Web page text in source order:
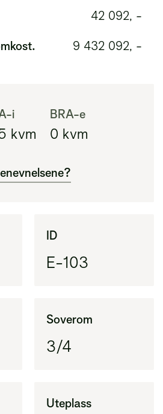
42 092, -
9 432 092, -
i
kvm
BRA-e
0 kvm
areal (BRA-e)
ID
E-103
Soverom
3/4
Uteplass